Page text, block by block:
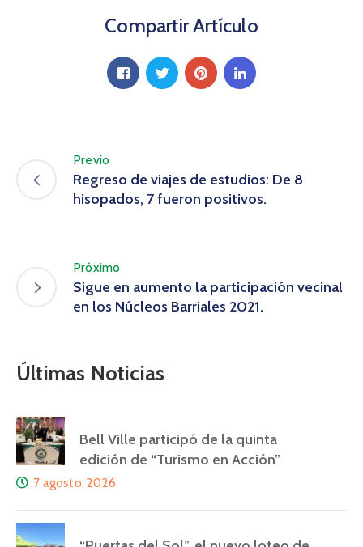
Compartir Artículo
Previo
Regreso de viajes de estudios: De 8
hisopados, 7 fueron positivos.
Próximo
Sigue en aumento la participación vecinal
en los Núcleos Barriales 2021.
Últimas Noticias
Bell Ville participó de la quinta
edición de “Turismo en Acción”
7 agosto, 2026